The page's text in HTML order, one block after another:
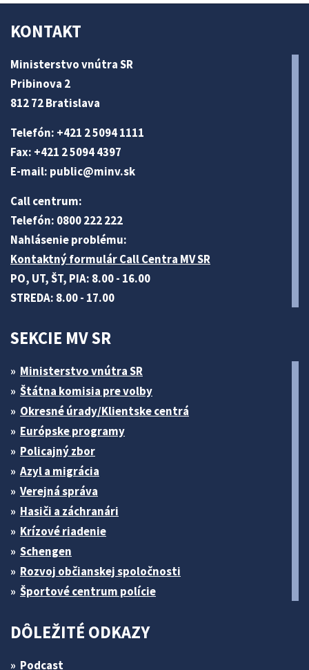
KONTAKT
Ministerstvo vnútra SR
Pribinova 2
812 72 Bratislava
Telefón: +421 2 5094 1111
Fax: +421 2 5094 4397
E-mail: public@minv.sk
Call centrum:
Telefón: 0800 222 222
Nahlásenie problému:
Kontaktný formulár Call Centra MV SR
PO, UT, ŠT, PIA: 8.00 - 16.00
STREDA: 8.00 - 17.00
SEKCIE MV SR
Ministerstvo vnútra SR
Štátna komisia pre volby
Okresné úrady/Klientske centrá
Európske programy
Policajný zbor
Azyl a migrácia
Verejná správa
Hasiči a záchranári
Krízové riadenie
Schengen
Rozvoj občianskej spoločnosti
Športové centrum polície
DÔLEŽITÉ ODKAZY
Podcast